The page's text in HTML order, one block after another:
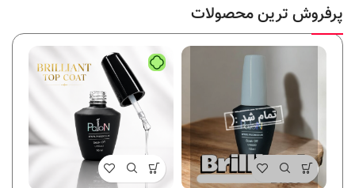
پرفروش ترین محصولات